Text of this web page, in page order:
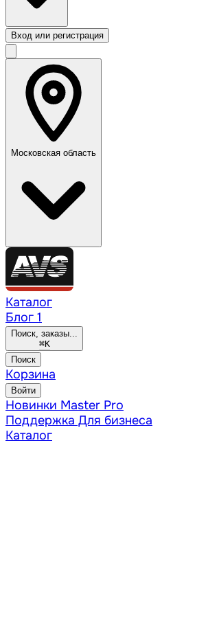
Вход или регистрация
Московская область
Каталог
Блог 1
Поиск, заказы...
⌘K
Поиск
Корзина
Войти
Новинки Master Pro
Поддержка Для бизнеса
Каталог